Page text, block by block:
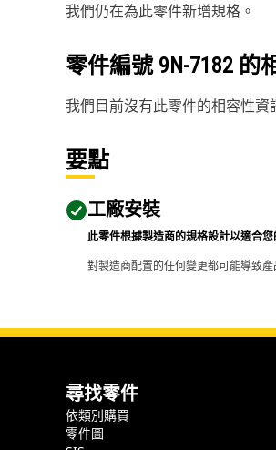
我們仍在為此零件新增規格。
零件編號 9N-7182 的
我們目前沒有此零件的相容性資
要點
工廠安裝
此零件根據製造商的規格設計以適合您
對製造商配置的任何變更都可能導致
尋找零件
依類別購買
零件圖